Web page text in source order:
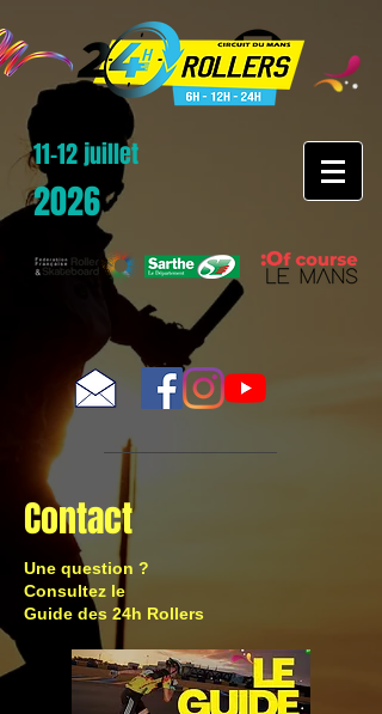
11-12 juillet
2026
Contact
Une question ?
Consultez le
Guide des 24h Rollers